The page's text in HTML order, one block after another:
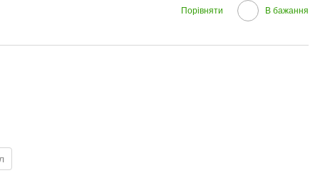
Порівняти В бажання